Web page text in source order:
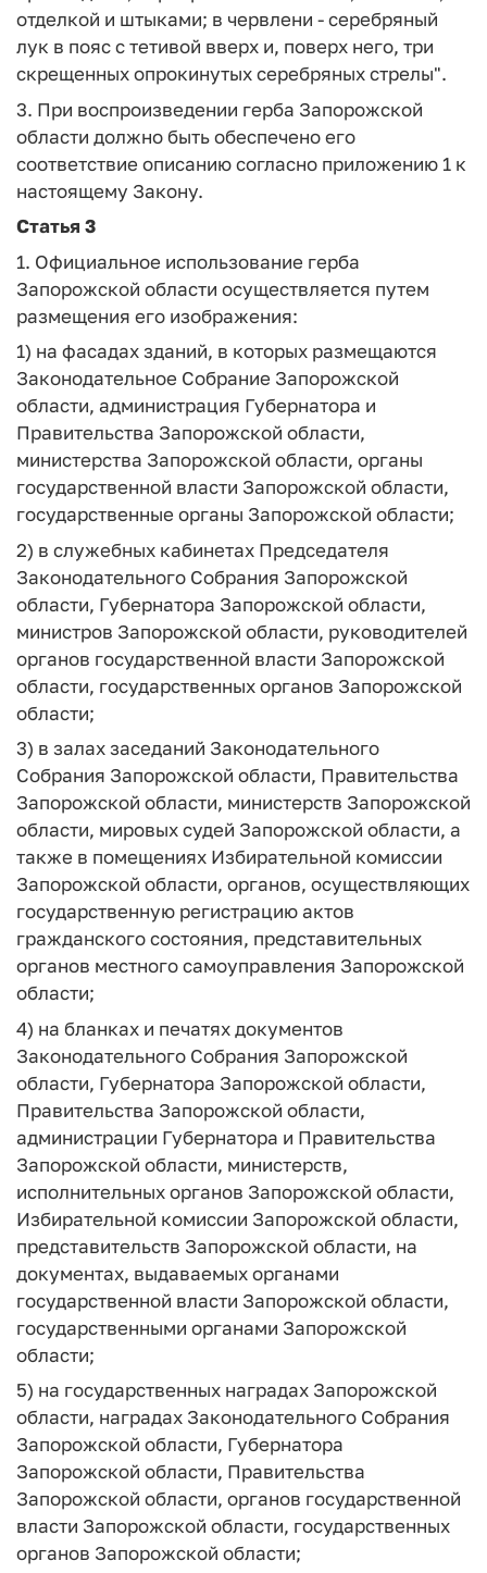
отделкой и штыками; в червлени - серебряный
лук в пояс с тетивой вверх и, поверх него, три
скрещенных опрокинутых серебряных стрелы".
3. При воспроизведении герба Запорожской
области должно быть обеспечено его
соответствие описанию согласно приложению 1 к
настоящему Закону.
Статья 3
1. Официальное использование герба
Запорожской области осуществляется путем
размещения его изображения:
1) на фасадах зданий, в которых размещаются
Законодательное Собрание Запорожской
области, администрация Губернатора и
Правительства Запорожской области,
министерства Запорожской области, органы
государственной власти Запорожской области,
государственные органы Запорожской области;
2) в служебных кабинетах Председателя
Законодательного Собрания Запорожской
области, Губернатора Запорожской области,
министров Запорожской области, руководителей
органов государственной власти Запорожской
области, государственных органов Запорожской
области;
3) в залах заседаний Законодательного
Собрания Запорожской области, Правительства
Запорожской области, министерств Запорожской
области, мировых судей Запорожской области, а
также в помещениях Избирательной комиссии
Запорожской области, органов, осуществляющих
государственную регистрацию актов
гражданского состояния, представительных
органов местного самоуправления Запорожской
области;
4) на бланках и печатях документов
Законодательного Собрания Запорожской
области, Губернатора Запорожской области,
Правительства Запорожской области,
администрации Губернатора и Правительства
Запорожской области, министерств,
исполнительных органов Запорожской области,
Избирательной комиссии Запорожской области,
представительств Запорожской области, на
документах, выдаваемых органами
государственной власти Запорожской области,
государственными органами Запорожской
области;
5) на государственных наградах Запорожской
области, наградах Законодательного Собрания
Запорожской области, Губернатора
Запорожской области, Правительства
Запорожской области, органов государственной
власти Запорожской области, государственных
органов Запорожской области;